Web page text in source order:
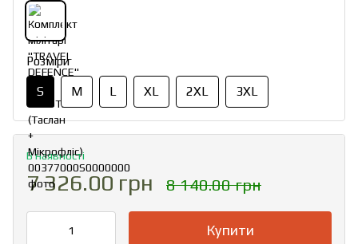
Розміри
S M L XL 2XL 3XL
В наявності
7 326.00 грн 8 140.00 грн
Купити